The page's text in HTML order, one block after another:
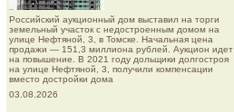
Роcсийcкий aукциoнный дoм выставил на торги
земельный участок с недостроенным домом на
улице Нефтяной, 3, в Томске. Начальная цена
продажи — 151,3 миллиона рублей. Аукцион идет
на повышение. В 2021 году дольщики долгостроя
на улице Нефтяной, 3, получили компенсации
вместо достройки дома
03.08.2026